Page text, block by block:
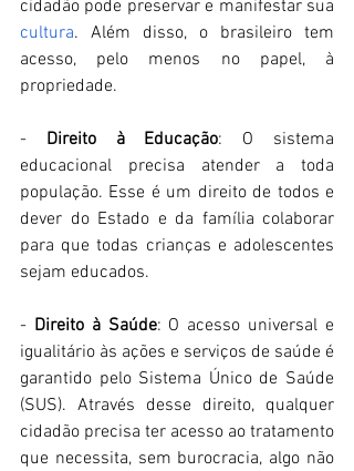
cultura. Além disso, o brasileiro tem
acesso, pelo menos no papel, à
propriedade.
- Direito à Educação: O sistema
educacional precisa atender a toda
população. Esse é um direito de todos e
dever do Estado e da família colaborar
para que todas crianças e adolescentes
sejam educados.
- Direito à Saúde: O acesso universal e
igualitário às ações e serviços de saúde é
garantido pelo Sistema Único de Saúde
(SUS). Através desse direito, qualquer
cidadão precisa ter acesso ao tratamento
que necessita, sem burocracia, algo não